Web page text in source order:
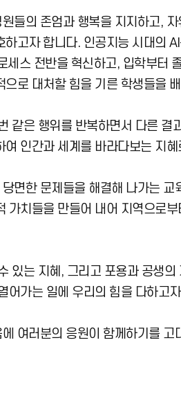
들의 존엄과 행복을 지지하고,
하고자 합니다. 인공지능 시대의
스 전반을 혁신하고, 입학부터
로 대처할 힘을 기른 학생들을
같은 행위를 반복하면서 다른 결
인간과 세계를 바라다보는 지
면한 문제들을 해결해 나가는
가치들을 만들어 내어 지역으로
있는 지혜, 그리고 포용과 공생
어가는 일에 우리의 힘을 다하고
여러분의 응원이 함께하기를 고